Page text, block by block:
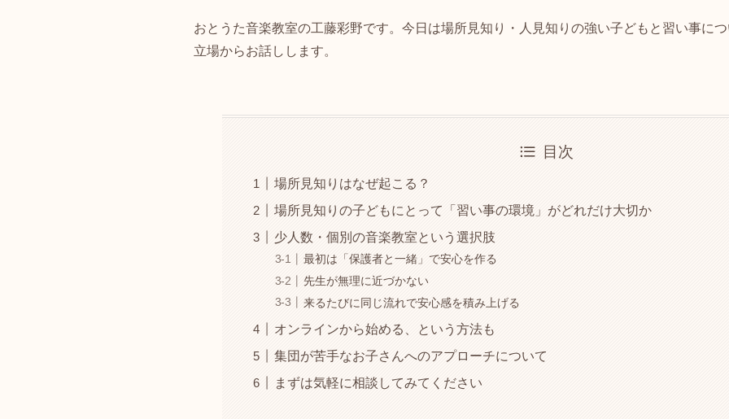
おとうた音楽教室の工藤彩野です。今日は場所見知り・人見知りの強い子どもと習い事に
立場からお話しします。
目次
場所見知りはなぜ起こる？
場所見知りの子どもにとって「習い事の環境」がどれだけ大切か
少人数・個別の音楽教室という選択肢
最初は「保護者と一緒」で安心を作る
先生が無理に近づかない
来るたびに同じ流れで安心感を積み上げる
オンラインから始める、という方法も
集団が苦手なお子さんへのアプローチについて
まずは気軽に相談してみてください